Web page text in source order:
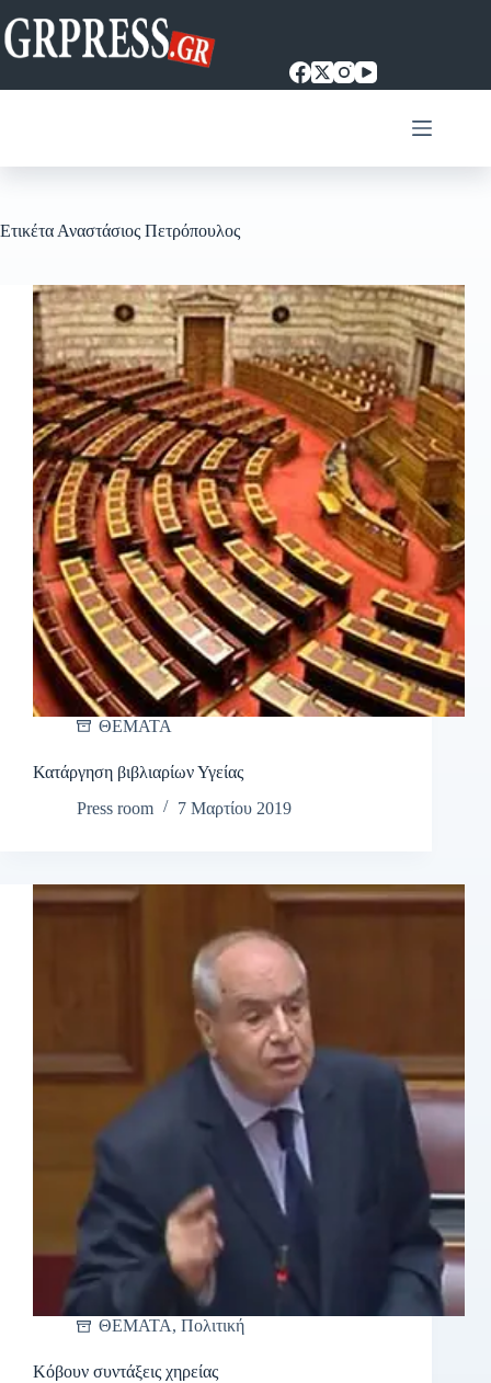
στο
περιεχόμενο
Ετικέτα Αναστάσιος Πετρόπουλος
ΘΕΜΑΤΑ
Κατάργηση βιβλιαρίων Υγείας
Press room
7 Μαρτίου 2019
ΘΕΜΑΤΑ, Πολιτική
Κόβουν συντάξεις χηρείας